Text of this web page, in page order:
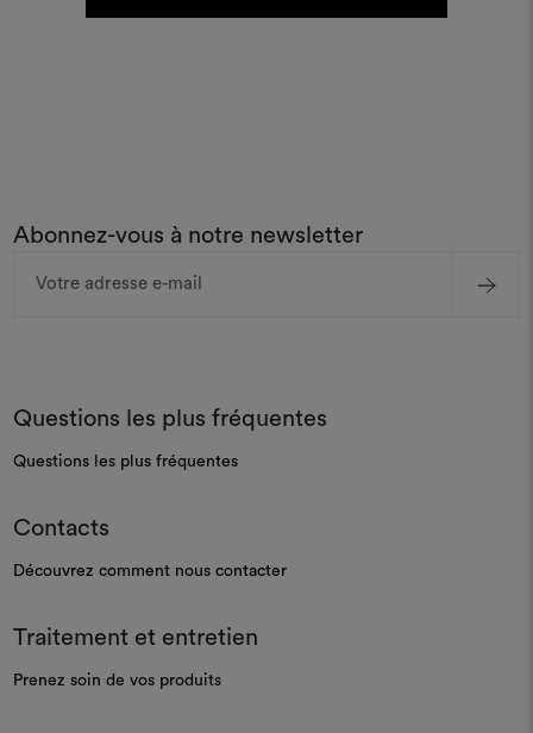
Abonnez-vous à notre newsletter
Questions les plus fréquentes
Questions les plus fréquentes
Contacts
Découvrez comment nous contacter
Traitement et entretien
Prenez soin de vos produits